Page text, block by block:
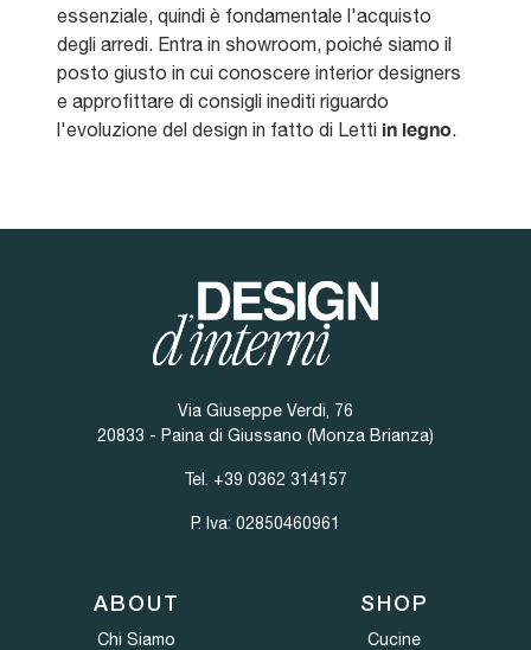
essenziale, quindi è fondamentale l'acquisto
degli arredi. Entra in showroom, poiché siamo il
posto giusto in cui conoscere interior designers
e approfittare di consigli inediti riguardo
l'evoluzione del design in fatto di Letti in legno.
Via Giuseppe Verdi, 76
20833 - Paina di Giussano (Monza Brianza)
Tel. +39 0362 314157
P. Iva: 02850460961
ABOUT
Chi Siamo
SHOP
Cucine